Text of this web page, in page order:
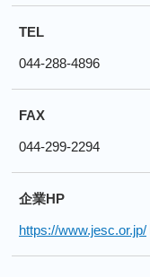
TEL
044-288-4896
FAX
044-299-2294
企業HP
https://www.jesc.or.jp/